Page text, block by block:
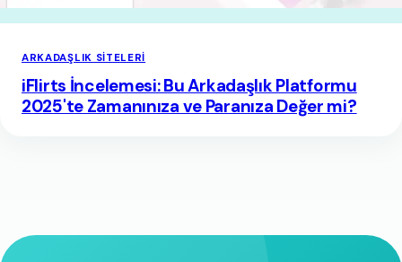
ARKADAŞLIK SITELERI
iFlirts İncelemesi: Bu Arkadaşlık Platformu
2025'te Zamanınıza ve Paranıza Değer mi?